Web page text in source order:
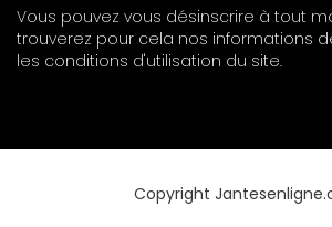
Vous pouvez vous désinscrire à tout
trouverez pour cela nos informations
les conditions d'utilisation du site.
Copyright